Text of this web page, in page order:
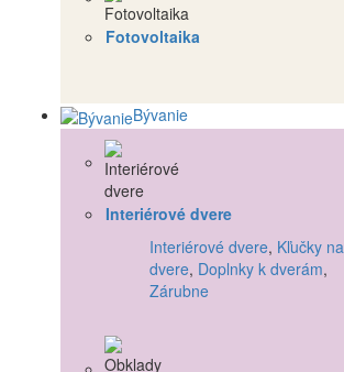
Fotovoltaika
Bývanie
Interiérové dvere
Interiérové dvere, Kľučky na
dvere, Doplnky k dverám,
Zárubne